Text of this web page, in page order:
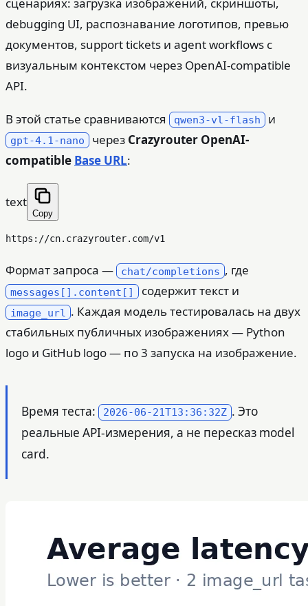
debugging UI, распознавание логотипов, превью
документов, support tickets и agent workflows с
визуальным контекстом через OpenAI-compatible
API.
В этой статье сравниваются qwen3-vl-flash и
gpt-4.1-nano через Crazyrouter OpenAI-
compatible Base URL:
text
Copy
Формат запроса — chat/completions , где
messages[].content[] содержит текст и
image_url
. Каждая модель тестировалась на двух
стабильных публичных изображениях — Python
logo и GitHub logo — по 3 запуска на изображение.
Время теста: 2026-06-21T13:36:32Z . Это
реальные API-измерения, а не пересказ model
card.